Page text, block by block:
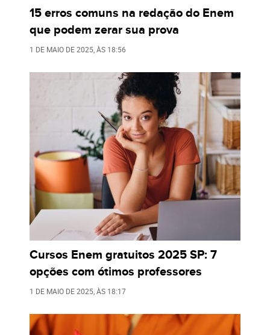
15 erros comuns na redação do Enem
que podem zerar sua prova
1 DE MAIO DE 2025, ÀS 18:56
Cursos Enem gratuitos 2025 SP: 7
opções com ótimos professores
1 DE MAIO DE 2025, ÀS 18:17